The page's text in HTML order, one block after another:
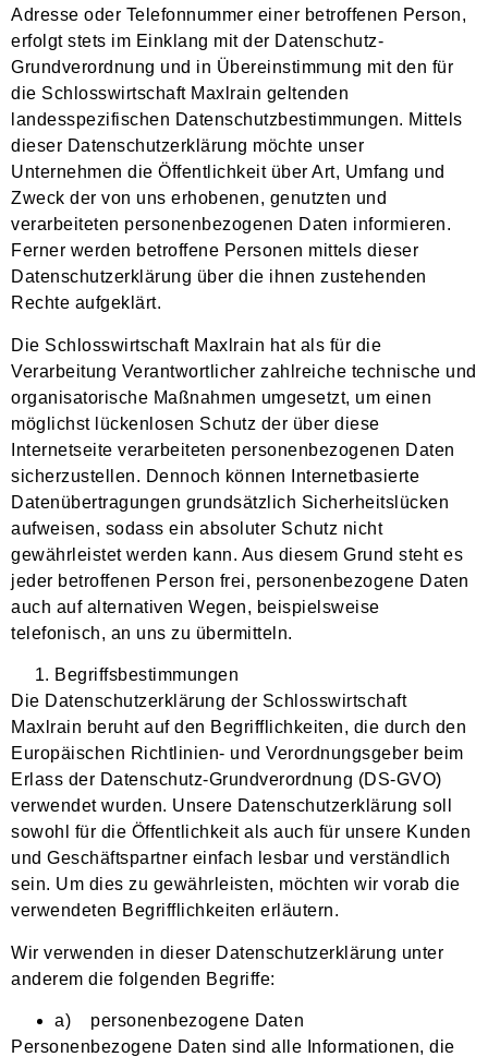
Adresse oder Telefonnummer einer betroffenen Person,
erfolgt stets im Einklang mit der Datenschutz-
Grundverordnung und in Übereinstimmung mit den für
die Schlosswirtschaft Maxlrain geltenden
landesspezifischen Datenschutzbestimmungen. Mittels
dieser Datenschutzerklärung möchte unser
Unternehmen die Öffentlichkeit über Art, Umfang und
Zweck der von uns erhobenen, genutzten und
verarbeiteten personenbezogenen Daten informieren.
Ferner werden betroffene Personen mittels dieser
Datenschutzerklärung über die ihnen zustehenden
Rechte aufgeklärt.
Die Schlosswirtschaft Maxlrain hat als für die
Verarbeitung Verantwortlicher zahlreiche technische und
organisatorische Maßnahmen umgesetzt, um einen
möglichst lückenlosen Schutz der über diese
Internetseite verarbeiteten personenbezogenen Daten
sicherzustellen. Dennoch können Internetbasierte
Datenübertragungen grundsätzlich Sicherheitslücken
aufweisen, sodass ein absoluter Schutz nicht
gewährleistet werden kann. Aus diesem Grund steht es
jeder betroffenen Person frei, personenbezogene Daten
auch auf alternativen Wegen, beispielsweise
telefonisch, an uns zu übermitteln.
Begriffsbestimmungen
Die Datenschutzerklärung der Schlosswirtschaft
Maxlrain beruht auf den Begrifflichkeiten, die durch den
Europäischen Richtlinien- und Verordnungsgeber beim
Erlass der Datenschutz-Grundverordnung (DS-GVO)
verwendet wurden. Unsere Datenschutzerklärung soll
sowohl für die Öffentlichkeit als auch für unsere Kunden
und Geschäftspartner einfach lesbar und verständlich
sein. Um dies zu gewährleisten, möchten wir vorab die
verwendeten Begrifflichkeiten erläutern.
Wir verwenden in dieser Datenschutzerklärung unter
anderem die folgenden Begriffe:
a) personenbezogene Daten
Personenbezogene Daten sind alle Informationen, die